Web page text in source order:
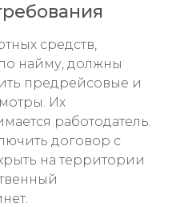
средств,
найму, должны
предрейсовые и
Их
работодатель.
договор с
на территории